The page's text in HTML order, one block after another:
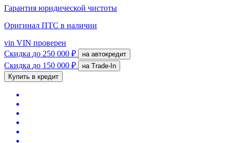
Гарантия юридической чистоты
Оригинал ПТС в наличии
vin VIN проверен
Скидка до 250 000 ₽ на автокредит
Скидка до 150 000 ₽
на Trade-In
Купить в кредит